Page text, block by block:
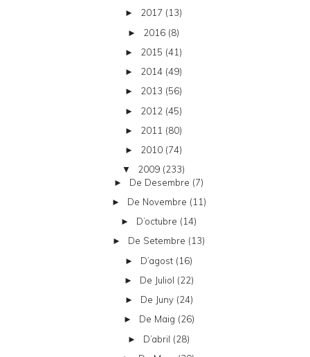
► 2017 (13)
► 2016 (8)
► 2015 (41)
► 2014 (49)
► 2013 (56)
► 2012 (45)
► 2011 (80)
► 2010 (74)
▼ 2009 (233)
► De Desembre (7)
► De Novembre (11)
► D’octubre (14)
► De Setembre (13)
► D’agost (16)
► De Juliol (22)
► De Juny (24)
► De Maig (26)
► D’abril (28)